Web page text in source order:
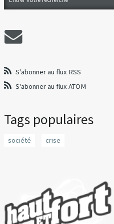
S'abonner au flux RSS
S'abonner au flux ATOM
Tags populaires
société crise